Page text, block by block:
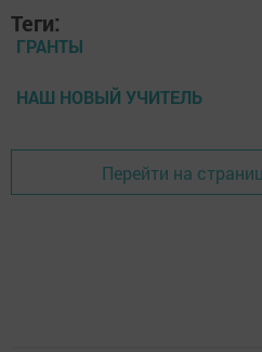
Теги:
ГРАНТЫ
НАШ НОВЫЙ УЧИТЕЛЬ
Перейти на